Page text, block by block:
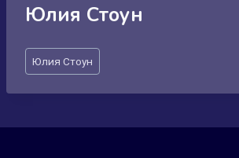
Юлия Стоун
Метки
записи:
Юлия Стоун